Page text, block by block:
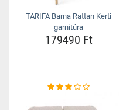
TARIFA Barna Rattan Kerti
garnitúra
179490 Ft